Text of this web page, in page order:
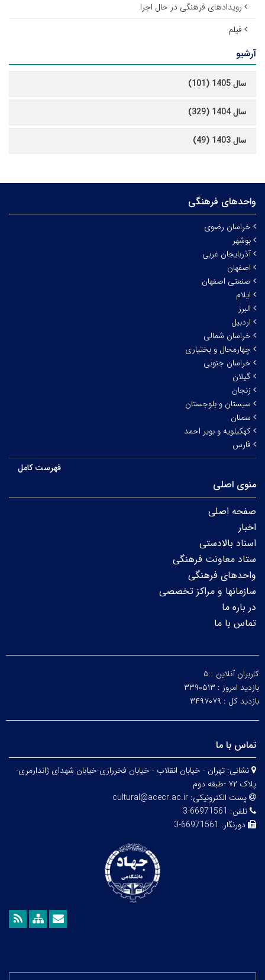
رویدادهای فرهنگی در حال اجرا
فیلم
آرشیو
سال 1405 (101)
سال 1404 (329)
سال 1403 (49)
واحدهای فرهنگی
خراسان رضوی
بوشهر
آذربایجان غربی
اصفهان
صنعتی اصفهان
ایلام
البرز
اردبیل
خراسان شمالی
چهارمحال و بختیاری
خراسان جنوبی
گیلان
زنجان
سیستان و بلوجستان
سمنان
کهکیلویه و بویر احمد
فارس
فهرست کامل
منوی اصلی
صفحه اصلی
اخبار
اسناد بالادستی
ستاد معاونت فرهنگی
واحدهای فرهنگی
سازمانها و مراکز تخصصی
در باره ما
تماس با ما
کاربران آنلاین : ۵
بازدید امروز : ۳۳۹۰۵۱۳
بازدید کل : ۳۴۹۷۰۷۹
تماس با ما
نشانی: تهران - خیابان انقلاب - خیابان فخررازی-خیابان شهدای ژاندارمری-
پلاک ۷۲ -طبقه دوم
پست الکترونیکی: cultural@acecr.ac.ir
تلفن: 66971561-3
دورنگار: 66971561-3